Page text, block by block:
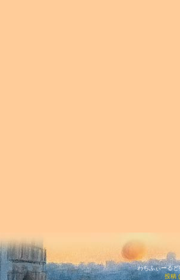
わちふぃーる
投稿